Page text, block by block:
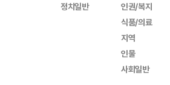
정치일반
인권/복지
식품/의료
지역
인물
사회일반